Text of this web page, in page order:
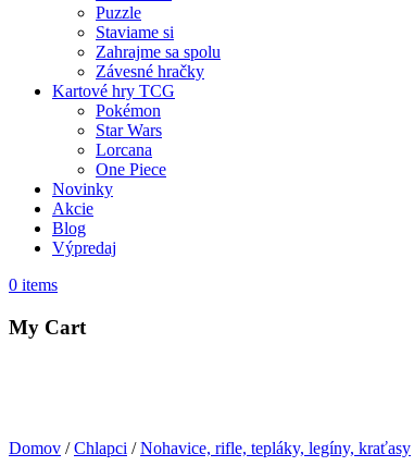
Puzzle
Staviame si
Zahrajme sa spolu
Závesné hračky
Kartové hry TCG
Pokémon
Star Wars
Lorcana
One Piece
Novinky
Akcie
Blog
Výpredaj
0 items
My Cart
Domov /Chlapci /Nohavice, rifle, tepláky, legíny, kraťasy